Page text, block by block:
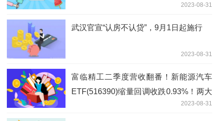
2023-08-31
武汉官宣“认房不认贷”，9月1日起施行
2023-08-31
富临精工二季度营收翻番！新能源汽车
ETF(516390)缩量回调收跌0.93%！两大
2023-08-31